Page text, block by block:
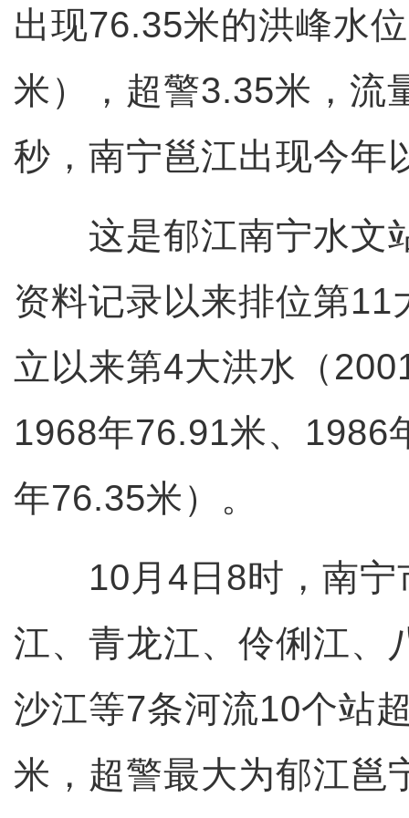
出现76.35米的洪峰水
米），超警3.35米，流
秒，南宁邕江出现今年
这是郁江南宁水文
资料记录以来排位第11
立以来第4大洪水（
1968年76.91米、1986
年76.35米）。
10月4日8时，南宁
江、青龙江、伶俐江、
沙江等7条河流10个站
米，超警最大为郁江邕